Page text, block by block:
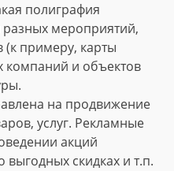
полиграфия
мероприятий,
примеру, карты
компаний и объектов
на продвижение
услуг. Рекламные
акций
выгодных скидках и т.п.